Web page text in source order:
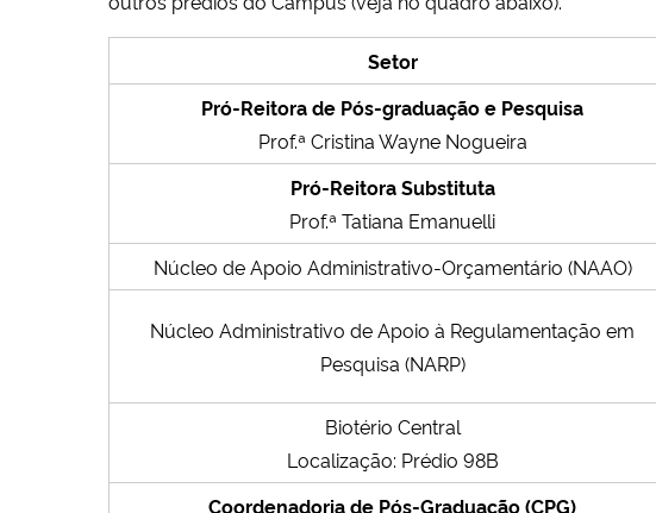
Setor
Pró-Reitora de Pós-graduação e Pesquisa
Prof.ª Cristina Wayne Nogueira
Pró-Reitora Substituta
Prof.ª Tatiana Emanuelli
Núcleo de Apoio Administrativo-Orçamentário (NAAO)
Núcleo Administrativo de Apoio à Regulamentação em
Pesquisa (NARP)
Biotério Central
Localização: Prédio 98B
Coordenadoria de Pós-Graduação (CPG)